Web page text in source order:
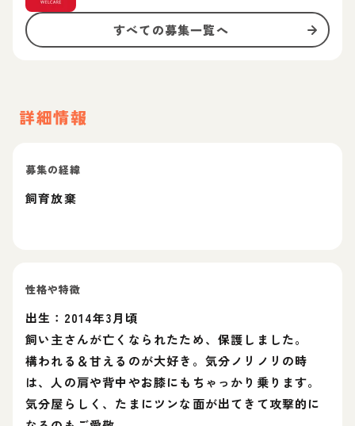
すべての募集一覧へ
詳細情報
募集の経緯
飼育放棄
性格や特徴
出生：2014年3月頃
飼い主さんが亡くなられたため、保護しました。
構われる＆甘えるのが大好き。気分ノリノリの時
は、人の肩や背中やお膝にもちゃっかり乗ります。
気分屋らしく、たまにツンな面が出てきて攻撃的に